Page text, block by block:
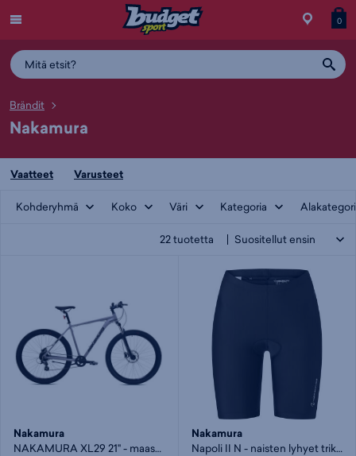
Siirry
0
Brändit
Nakamura
Vaatteet Varusteet
Kohderyhmä Koko Väri Kategoria
22tuotetta
Nakamura
NAKAMURA XL29 21" - maastopyörä
Nakamura
Napoli II N - naisten lyhyet trikoot